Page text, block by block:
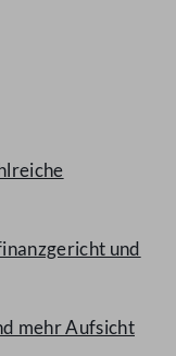
und
mehr Aufsicht